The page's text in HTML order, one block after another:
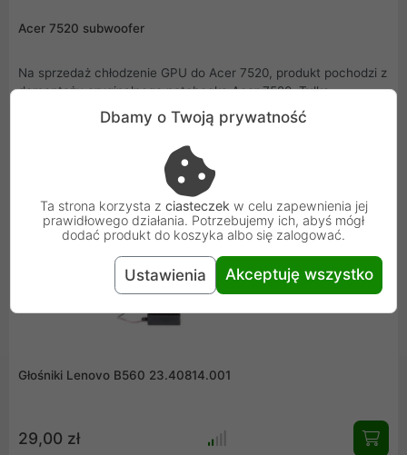
Acer 7520 subwoofer
Na sprzedaż chłodzenie GPU do Acer 7520, produkt pochodzi z
demontażu oryginalnego notebooka Acer 7520. Tylko
stosowanie oryginalnych części zamiennych gwarantuje
prawidłowe spasowanie elementów oraz ich trwałość i
niezawodność! Przedstawiamy rzeczywiste zdjęcie produktu.
Mamy również w ofercie inne części serwisowe, zapraszamy
Głośniki Lenovo B560 23.40814.001
29,00 zł
Dbamy o Twoją prywatność
Ta strona korzysta z ciasteczek w celu zapewnienia jej
prawidłowego działania. Potrzebujemy ich, abyś mógł
dodać produkt do koszyka albo się zalogować.
Ustawienia Akceptuję wszystko